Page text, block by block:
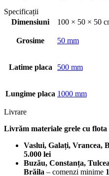
Specificații
Dimensiuni
100 × 50 × 50
Grosime 50 mm
Latime placa 500 mm
Lungime placa 1000 mm
Livrare
Livrăm materiale grele cu
Vaslui, Galați, Vrancea,
5.000 lei
Buzău, Constanța,
Brăila – comenzi minime